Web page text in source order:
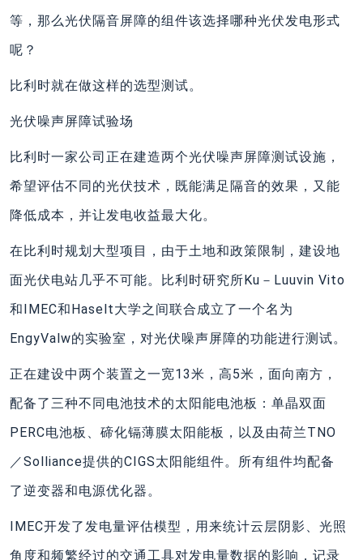
等，那么光伏隔音屏障的组件该选择哪种光伏发电形式
呢？
比利时就在做这样的选型测试。
光伏噪声屏障试验场
比利时一家公司正在建造两个光伏噪声屏障测试设施，
希望评估不同的光伏技术，既能满足隔音的效果，又能
降低成本，并让发电收益最大化。
在比利时规划大型项目，由于土地和政策限制，建设地
面光伏电站几乎不可能。比利时研究所Ku－Luuvin Vito
和IMEC和Haselt大学之间联合成立了一个名为
EngyValw的实验室，对光伏噪声屏障的功能进行测试。
正在建设中两个装置之一宽13米，高5米，面向南方，
配备了三种不同电池技术的太阳能电池板：单晶双面
PERC电池板、碲化镉薄膜太阳能板，以及由荷兰TNO
／Solliance提供的CIGS太阳能组件。所有组件均配备
了逆变器和电源优化器。
IMEC开发了发电量评估模型，用来统计云层阴影、光照
角度和频繁经过的交通工具对发电量数据的影响，记录